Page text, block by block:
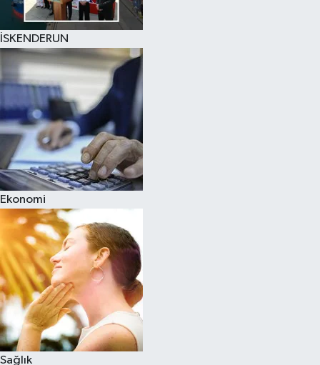
İSKENDERUN
Ekonomi
Sağlık